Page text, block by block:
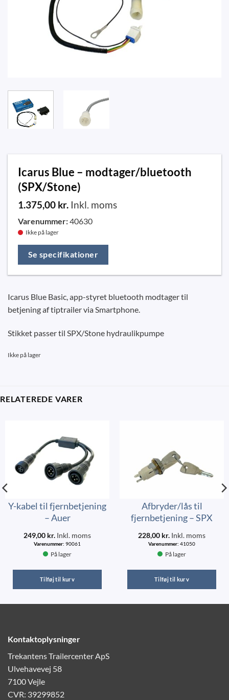
Icarus Blue – modtager/bluetooth
(SPX/Stone)
1.375,00 kr. Inkl. moms
Varenummer:40630
Ikke på lager
Se specifikationer
Icarus Blue Basic, app-styret bluetooth modtager til
betjening af tiptrailer via Smartphone.
Stikket passer til SPX/Stone hydraulikpumpe
Ikke på lager
RELATEREDE VARER
Y-kabel til fjernbetjening
– Auer
249,00 kr. Inkl. moms
Varenummer: 90061
På lager
Tilføj til kurv
Afbryder/lås til
fjernbetjening – SPX
228,00 kr. Inkl. moms
Varenummer: 41050
På lager
Tilføj til kurv
Kontaktoplysninger
Trekantens Trailercenter ApS
Ulvehavevej 58
7100 Vejle
CVR: 39299852